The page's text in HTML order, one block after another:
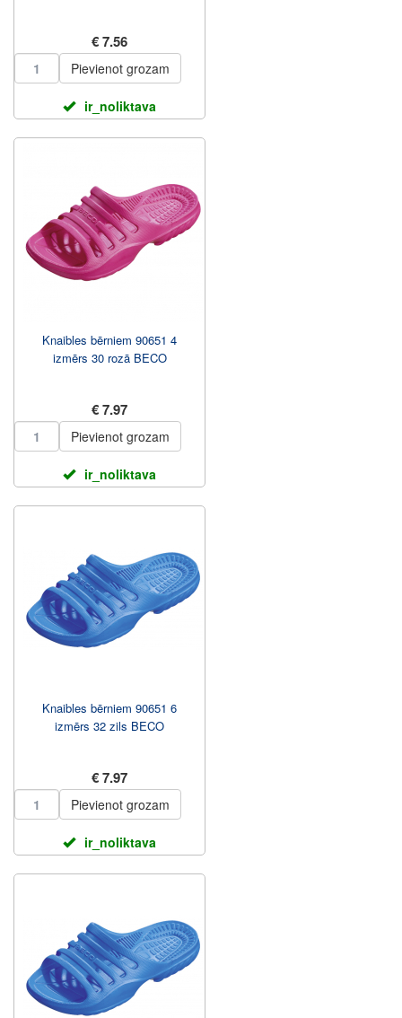
€ 7.56
Pievienot grozam
ir_noliktava
Knaibles bērniem 90651 4
izmērs 30 rozā BECO
€ 7.97
Pievienot grozam
ir_noliktava
Knaibles bērniem 90651 6
izmērs 32 zils BECO
€ 7.97
Pievienot grozam
ir_noliktava